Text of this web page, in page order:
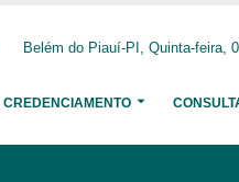
Belém do Piauí-PI, Quinta-feira,
CREDENCIAMENTO